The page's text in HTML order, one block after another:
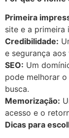
Primeira
site e a primeira
Credibilidade:
e segurança aos
SEO: Um
pode melhorar
busca.
Memorização:
acesso e o
Dicas para